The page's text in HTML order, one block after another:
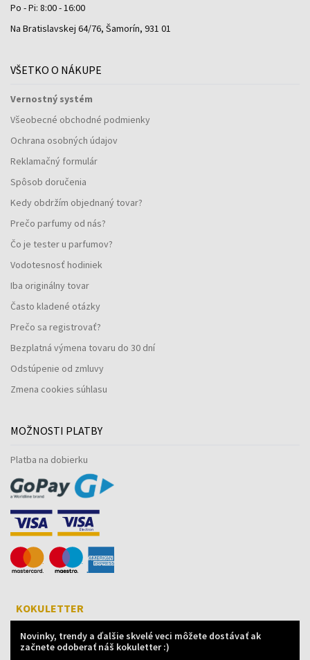
Po - Pi: 8:00 - 16:00
Na Bratislavskej 64/76, Šamorín, 931 01
VŠETKO O NÁKUPE
Vernostný systém
Všeobecné obchodné podmienky
Ochrana osobných údajov
Reklamačný formulár
Spôsob doručenia
Kedy obdržím objednaný tovar?
Prečo parfumy od nás?
Čo je tester u parfumov?
Vodotesnosť hodiniek
Iba originálny tovar
Často kladené otázky
Prečo sa registrovať?
Bezplatná výmena tovaru do 30 dní
Odstúpenie od zmluvy
Zmena cookies súhlasu
MOŽNOSTI PLATBY
Platba na dobierku
KOKULETTER
Novinky, trendy a ďalšie skvelé veci môžete dostávať ak
začnete odoberať náš kokuletter :)